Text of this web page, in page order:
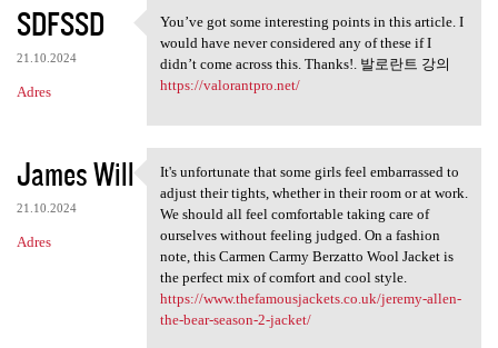
SDFSSD
21.10.2024
Adres
You’ve got some interesting
You’ve got some interesting points in this article. I
would have never considered any of these if I
didn’t come across this. Thanks!. 발로란트 강의
https://valorantpro.net/
James Will
21.10.2024
Adres
It's unfortunate that some
It's unfortunate that some girls feel embarrassed to
adjust their tights, whether in their room or at work.
We should all feel comfortable taking care of
ourselves without feeling judged. On a fashion
note, this Carmen Carmy Berzatto Wool Jacket is
the perfect mix of comfort and cool style.
https://www.thefamousjackets.co.uk/jeremy-allen-
the-bear-season-2-jacket/